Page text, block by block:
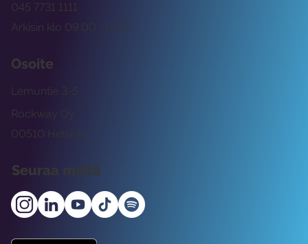
Arkisin klo 09:00 -15:00
045 7731 1111
Osoite
Rockway Oy
Lemuntie 3-5
00510 Helsinki
Seuraa meitä